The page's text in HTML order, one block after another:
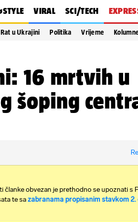
VIRAL SCI/TECH
Rat u Ukrajini Politika Vrijeme
16 mrtvih u
šoping
članke obvezan je prethodno se upoznati s
te sazabranama propisanim stavkom 2.